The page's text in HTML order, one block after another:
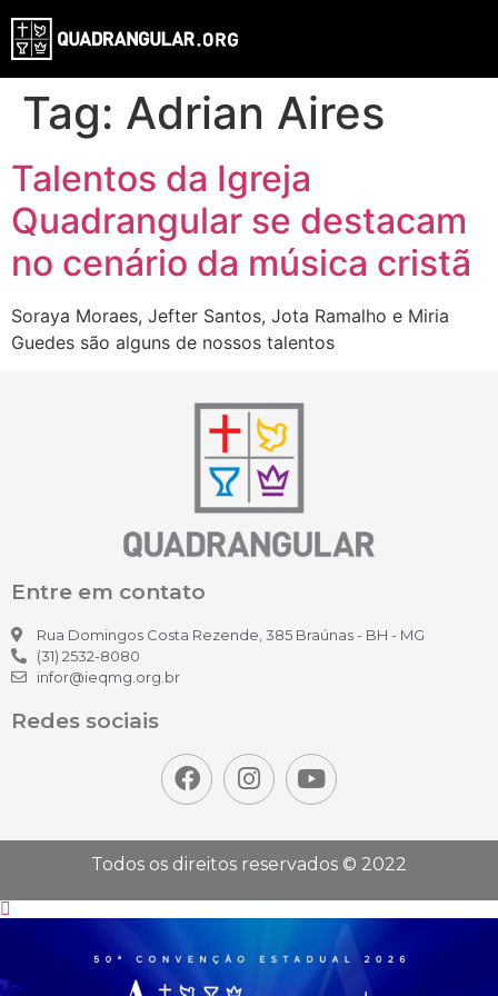
Tag: Adrian Aires
Talentos da Igreja
Quadrangular se destacam
no cenário da música cristã
Soraya Moraes, Jefter Santos, Jota Ramalho e Miria
Guedes são alguns de nossos talentos
Entre em contato
Rua Domingos Costa Rezende, 385 Braúnas - BH - MG
(31) 2532-8080
infor@ieqmg.org.br
Redes sociais
Todos os direitos reservados © 2022